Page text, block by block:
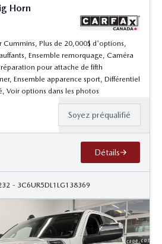
Horn
Cummins, Plus de 20,000$ d'options,
Ensemble remorquage, Caméra
pour attache de fifth
Ensemble apparence sport, Différentiel
Voir options dans les photos
Soyez préqualifié
Détails
- 3C6UR5DL1LG138369